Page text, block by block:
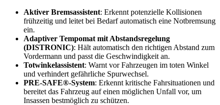
Aktiver Bremsassistent: Erkennt potenzielle Kollisionen
frühzeitig und leitet bei Bedarf automatisch eine Notbremsung
ein.
Adaptiver Tempomat mit Abstandsregelung
(DISTRONIC): Hält automatisch den richtigen Abstand zum
Vordermann und passt die Geschwindigkeit an.
Totwinkelassistent: Warnt vor Fahrzeugen im toten Winkel
und verhindert gefährliche Spurwechsel.
PRE-SAFE®-System: Erkennt kritische Fahrsituationen und
bereitet das Fahrzeug auf einen möglichen Unfall vor, um
Insassen bestmöglich zu schützen.